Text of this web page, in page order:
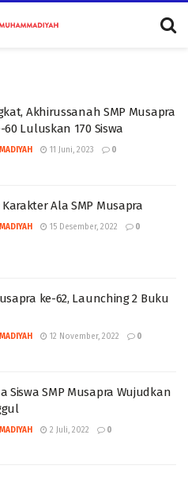
Akhirussanah SMP Musapra
Luluskan 170 Siswa
11 Juni, 2023 0
Ala SMP Musapra
15 Desember, 2022 0
ke-62, Launching 2 Buku
12 November, 2022 0
Siswa SMP Musapra Wujudkan
2 Juli, 2022 0